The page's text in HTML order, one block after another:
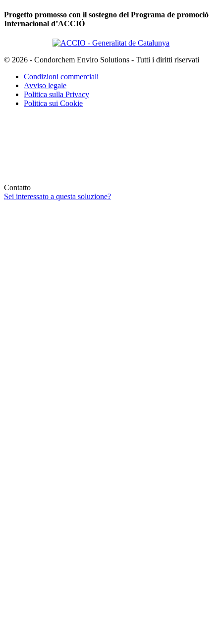
Progetto promosso con il sostegno del Programa de promoció
Internacional d’ACCIÓ
© 2026 - Condorchem Enviro Solutions - Tutti i diritti riservati
Condizioni commerciali
Avviso legale
Politica sulla Privacy
Politica sui Cookie
Contatto
Sei interessato a questa soluzione?